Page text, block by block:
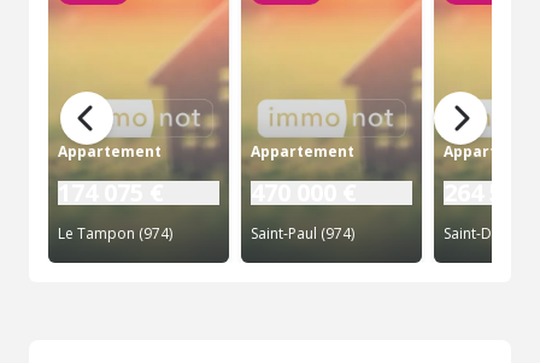
Appartement
Le Tampon (974)
Appartement
Saint-Paul (974) Saint-Denis